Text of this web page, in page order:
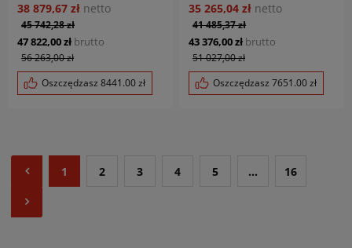
47 822,00 zł brutto
56 263,00 zł
Oszczędzasz 8441.00zł
38 879,67 zł netto
45 742,28 zł
43 376,00 zł brutto
51 027,00 zł
Oszczędzasz 7651.00zł
35 265,04 zł netto
41 485,37 zł
1 2 3 4 5 ... 16